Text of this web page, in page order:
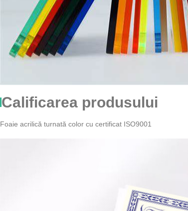
Calificarea produsului
Foaie acrilică turnată color cu certificat ISO9001